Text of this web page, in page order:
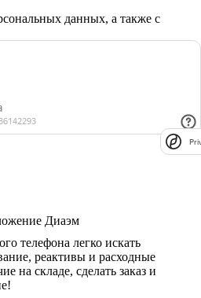
данных, а также с
Диаэм
телефона легко искать
реактивы и расходные
на складе, сделать заказ и